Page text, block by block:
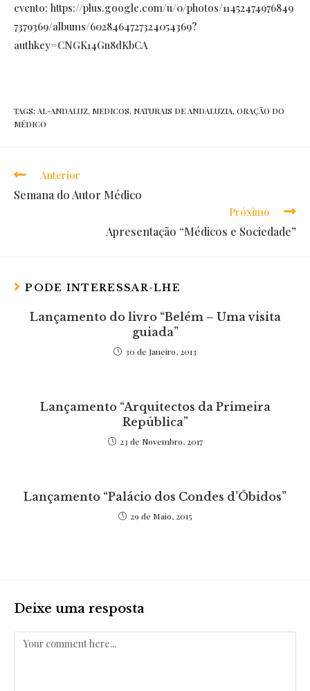
evento: https://plus.google.com/u/0/photos/11452474976849
7379369/albums/6028464727324054369?
authkey=CNGK14Gn8dKbCA
TAGS: AL-ANDALUZ, MEDICOS, NATURAIS DE ANDALUZIA, ORAÇÃO DO
MÉDICO
Read
more
Anterior
Semana do Autor Médico
Próximo
Apresentação “Médicos e Sociedade”
PODE INTERESSAR-LHE
Lançamento do livro “Belém – Uma visita
guiada”
30 de Janeiro, 2013
Lançamento “Arquitectos da Primeira
República”
23 de Novembro, 2017
Lançamento “Palácio dos Condes d’Óbidos”
29 de Maio, 2015
Deixe uma resposta
Comentar